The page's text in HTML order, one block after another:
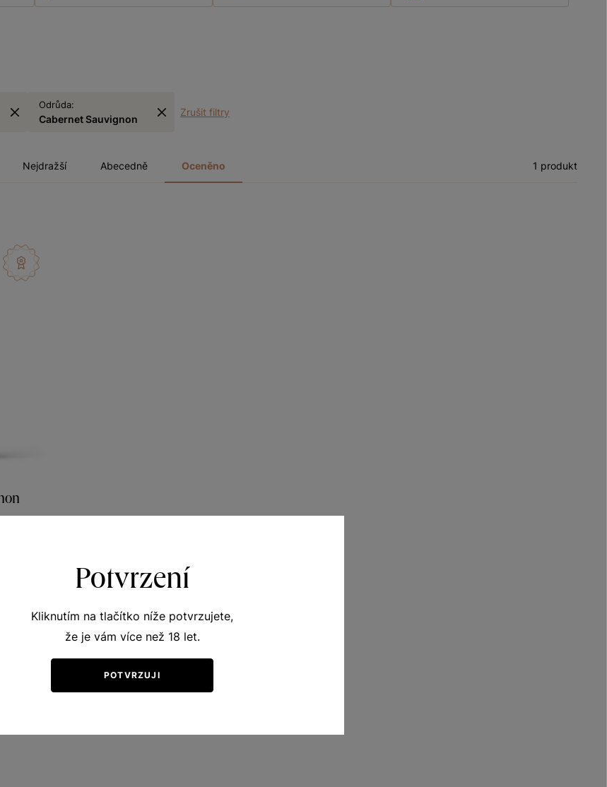
Odrůda:
Cabernet Sauvignon
Zrušit filtry
Nejdražší Abecedně Oceněno 1 produkt
Potvrzení
Kliknutím na tlačítko níže potvrzujete,
že je vám více než 18 let.
POTVRZUJI